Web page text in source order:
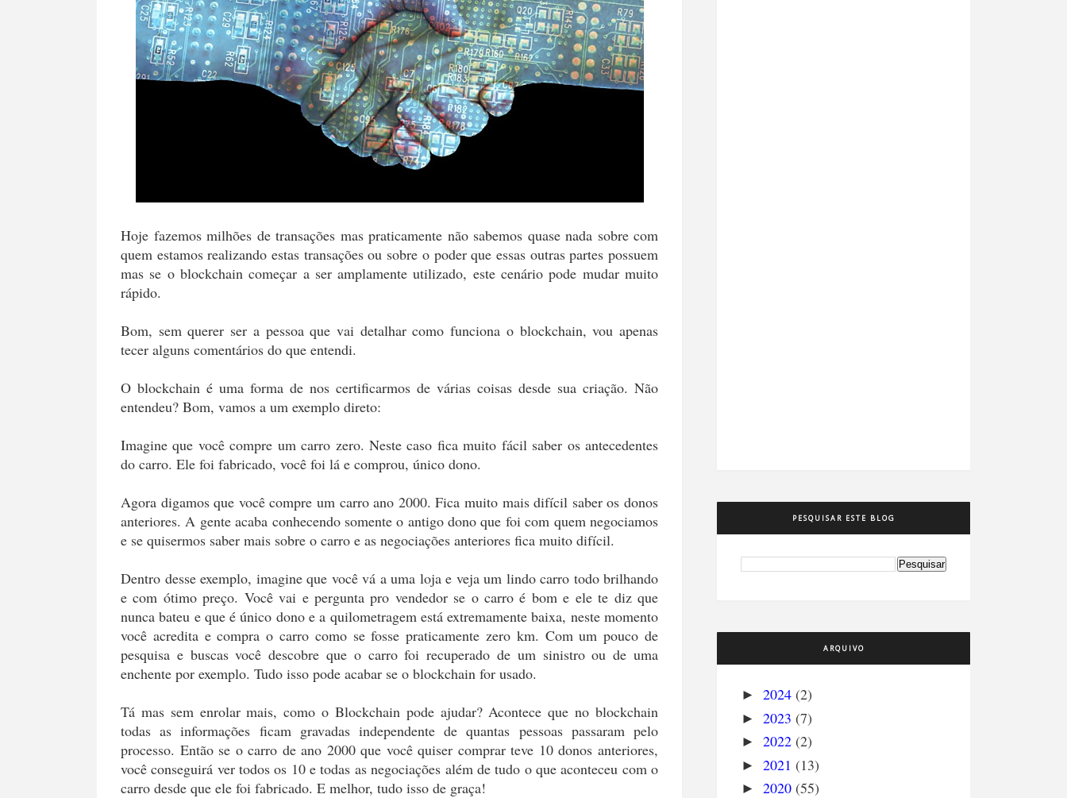
Hoje fazemos milhões de transações mas praticamente não sabemos quase nada sobre com
quem estamos realizando estas transações ou sobre o poder que essas outras partes possuem
mas se o blockchain começar a ser amplamente utilizado, este cenário pode mudar muito
rápido.
Bom, sem querer ser a pessoa que vai detalhar como funciona o blockchain, vou apenas
tecer alguns comentários do que entendi.
O blockchain é uma forma de nos certificarmos de várias coisas desde sua criação. Não
entendeu? Bom, vamos a um exemplo direto:
Imagine que você compre um carro zero. Neste caso fica muito fácil saber os antecedentes
do carro. Ele foi fabricado, você foi lá e comprou, único dono.
Agora digamos que você compre um carro ano 2000. Fica muito mais difícil saber os donos
anteriores. A gente acaba conhecendo somente o antigo dono que foi com quem negociamos
e se quisermos saber mais sobre o carro e as negociações anteriores fica muito difícil.
Dentro desse exemplo, imagine que você vá a uma loja e veja um lindo carro todo brilhando
e com ótimo preço. Você vai e pergunta pro vendedor se o carro é bom e ele te diz que
nunca bateu e que é único dono e a quilometragem está extremamente baixa, neste momento
você acredita e compra o carro como se fosse praticamente zero km. Com um pouco de
pesquisa e buscas você descobre que o carro foi recuperado de um sinistro ou de uma
enchente por exemplo. Tudo isso pode acabar se o blockchain for usado.
Tá mas sem enrolar mais, como o Blockchain pode ajudar? Acontece que no blockchain
todas as informações ficam gravadas independente de quantas pessoas passaram pelo
processo. Então se o carro de ano 2000 que você quiser comprar teve 10 donos anteriores,
você conseguirá ver todos os 10 e todas as negociações além de tudo o que aconteceu com o
carro desde que ele foi fabricado. E melhor, tudo isso de graça!
PESQUISAR ESTE BLOG
ARQUIVO
► 2024 (2)
► 2023 (7)
► 2022 (2)
► 2021 (13)
► 2020 (55)